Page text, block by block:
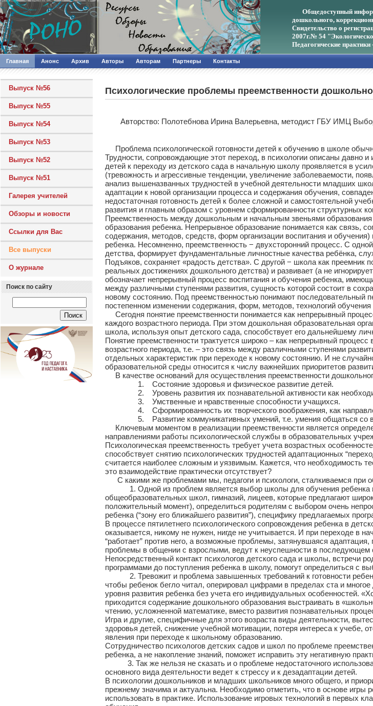
Общедоступный
дошкольного,
Свидетельство о
2007г.№ 54
Педагогические
Главная Анонс Архив Авторы Авторам Партнеры Контакты
Выпуск №56
Выпуск №55
Выпуск №54
Выпуск №53
Выпуск №52
Выпуск №51
Галерея учителей
Обзоры и новости
Ссылки для Вас
Все выпуски
О журнале
Поиск по сайту
Психологические проблемы преемственности
Авторcтво: Полотебнова Ирина Валерьевна, методист ГБУ ИМЦ
Проблема психологической готовности детей к обучению в школе
Трудности, сопровождающие этот переход, в психологии описаны давно
детей к переходу из детского сада в начальную школу проявляется в
(тревожность и агрессивные тенденции, увеличение заболеваемости,
анализ вышеназванных трудностей в учебной деятельности младших
адаптации к новой организации процесса и содержания обучения,
недостаточная готовность детей к более сложной и самостоятельной
развития и главным образом с уровнем сформированности структурных
Преемственность между дошкольным и начальным звеньями
образования ребенка. Непрерывное образование понимается как связь,
содержания, методов, средств, форм организации воспитания и
ребенка. Несомненно, преемственность − двухсторонний процесс. С
детства, формирует фундаментальные личностные качества ребёнка,
Подъяков, сохраняет «радость детства». С другой − школа как преемник
реальных достижениях дошкольного детства) и развивает (а не
обозначает непрерывный процесс воспитания и обучения ребенка,
между различными ступенями развития, сущность которой состоит в
новому состоянию. Под преемственностью понимают последовательный
постепенном изменении содержания, форм, методов, технологий обучения
Сегодня понятие преемственности понимается как непрерывный
каждого возрастного периода. При этом дошкольная образовательная
школа, используя опыт детского сада, способствует его дальнейшему
Понятие преемственности трактуется широко – как непрерывный
возрастного периода, т.е. – это связь между различными ступенями
отдельных характеристик при переходе к новому состоянию. И не
образовательной среды относится к числу важнейших приоритетов
В качестве оснований для осуществления преемственности
1. Состояние здоровья и физическое развитие детей.
2. Уровень развития их познавательной активности как
3. Умственные и нравственные способности учащихся.
4. Сформированность их творческого воображения, как
5. Развитие коммуникативных умений, т.е. умения общаться со
Ключевым моментом в реализации преемственности является
направлениями работы психологической службы в образовательных
Психологическая преемственность требует учета возрастных
способствует снятию психологических трудностей адаптационных
считается наиболее сложным и уязвимым. Кажется, что необходимость
это взаимодействие практически отсутствует?
С какими же проблемами мы, педагоги и психологи, сталкиваемся при
1. Одной из проблем является выбор школы для обучения ребенка и
общеобразовательных школ, гимназий, лицеев, которые предлагают
положительный момент), определиться родителям с выбором очень
ребенка (“зону его ближайшего развития”), специфику предлагаемых
В процессе пятилетнего психологического сопровождения ребенка в
оказывается, никому не нужен, нигде не учитывается. И при переходе в
“работает” против него, а возможные проблемы, затянувшаяся
проблемы в общении с взрослыми, ведут к неуспешности в последующем
Непосредственный контакт психологов детского сада и школы, встречи
программами до поступления ребенка в школу, помогут определиться с
2. Тревожит и проблема завышенных требований к готовности
чтобы ребенок бегло читал, оперировал цифрами в пределах ста и
уровня развития ребенка без учета его индивидуальных особенностей.
приходится содержание дошкольного образования выстраивать в
чтению, усложненной математике, вместо развития познавательных
Игра и другие, специфичные для этого возраста виды деятельности,
здоровья детей, снижение учебной мотивации, потеря интереса к учебе,
явления при переходе к школьному образованию.
Сотрудничество психологов детских садов и школ по проблеме
ребенка, а не накопление знаний, поможет исправить эту негативную
3. Так же нельзя не сказать и о проблеме недостаточного
основного вида деятельности ведет к стрессу и к дезадаптации детей.
В психологии дошкольников и младших школьников много общего, и
прежнему значима и актуальна. Необходимо отметить, что в основе
использовать в практике. Использование игровых технологий в первых